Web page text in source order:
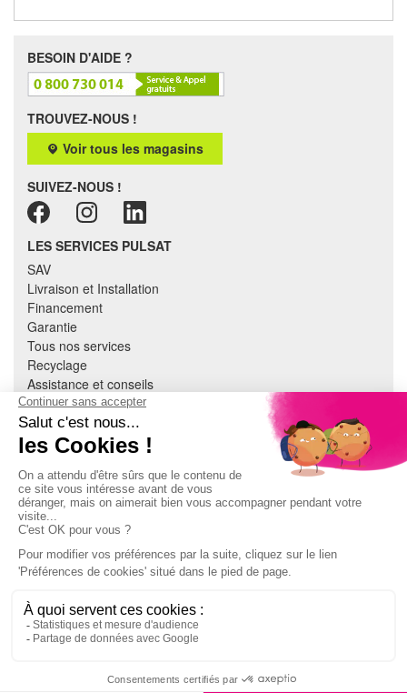
BESOIN D'AIDE ?
TROUVEZ-NOUS !
Voir tous les magasins
SUIVEZ-NOUS !
LES SERVICES PULSAT
SAV
Livraison et Installation
Financement
Garantie
Tous nos services
Recyclage
Assistance et conseils
Cuisine équipée
Literie
Nous contacter
À PROPOS
CGV
Mentions légales
Données personnelles
Devenir adhérent
EN SAVOIR PLUS
Indice de réparabilité
Accès extranet Pulsat
Jeux concours